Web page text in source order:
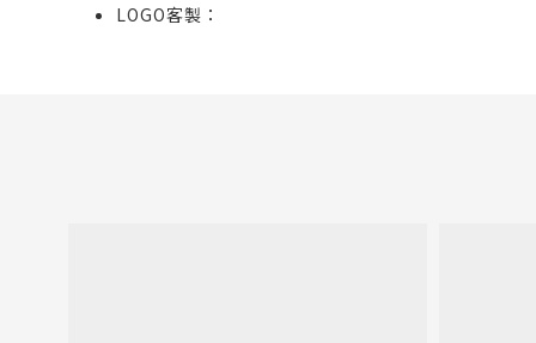
LOGO客製：